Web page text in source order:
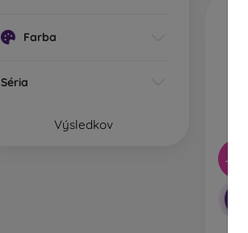
Farba
Séria
Výsledkov
Z
-92%